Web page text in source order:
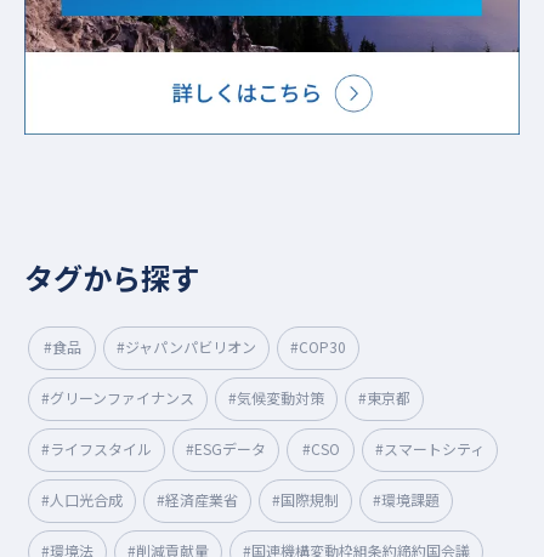
タグから探す
#食品 #ジャパンパビリオン #COP30
#グリーンファイナンス #気候変動対策 #東京都
#ライフスタイル #ESGデータ #CSO #スマートシティ
#人口光合成 #経済産業省 #国際規制 #環境課題
#環境法 #削減貢献量 #国連機構変動枠組条約締約国会議